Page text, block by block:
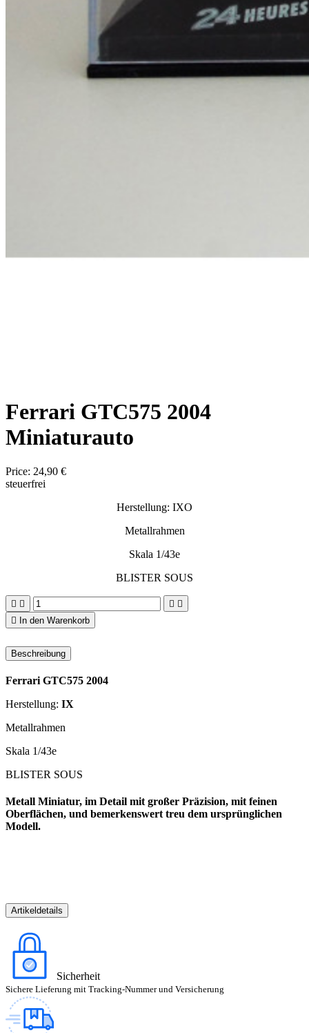
Ferrari GTC575 2004
Miniaturauto
Price: 24,90 €
steuerfrei
Herstellung: IXO
Metallrahmen
Skala 1/43e
BLISTER SOUS
   

In den Warenkorb
Beschreibung
Ferrari GTC575 2004
Herstellung: IX
Metallrahmen
Skala 1/43e
BLISTER SOUS
Metall Miniatur, im Detail mit großer Präzision, mit feinen
Oberflächen, und bemerkenswert treu dem ursprünglichen
Modell.
Artikeldetails
Sicherheit
Sichere Lieferung mit Tracking-Nummer und Versicherung